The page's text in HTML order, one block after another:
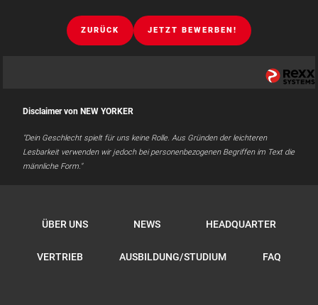
ZURÜCK JETZT BEWERBEN!
Disclaimer von NEW YORKER
"Dein Geschlecht spielt für uns keine Rolle. Aus Gründen der leichteren
Lesbarkeit verwenden wir jedoch bei personenbezogenen Begriffen im Text die
männliche Form."
ÜBER UNS NEWS HEADQUARTER
VERTRIEB AUSBILDUNG/STUDIUM FAQ